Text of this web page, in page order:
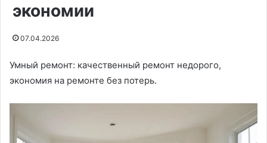
экономии
07.04.2026
Умный ремонт: качественный ремонт недорого,
экономия на ремонте без потерь.